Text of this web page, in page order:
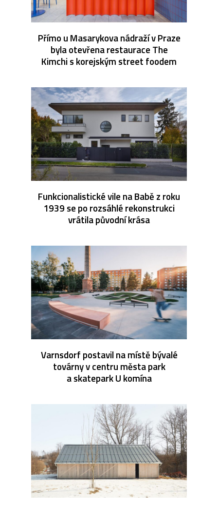
Přímo u Masarykova nádraží v Praze
byla otevřena restaurace The
Kimchi s korejským street foodem
Funkcionalistické vile na Babě z roku
1939 se po rozsáhlé rekonstrukci
vrátila původní krása
Varnsdorf postavil na místě bývalé
továrny v centru města park
a skatepark U komína